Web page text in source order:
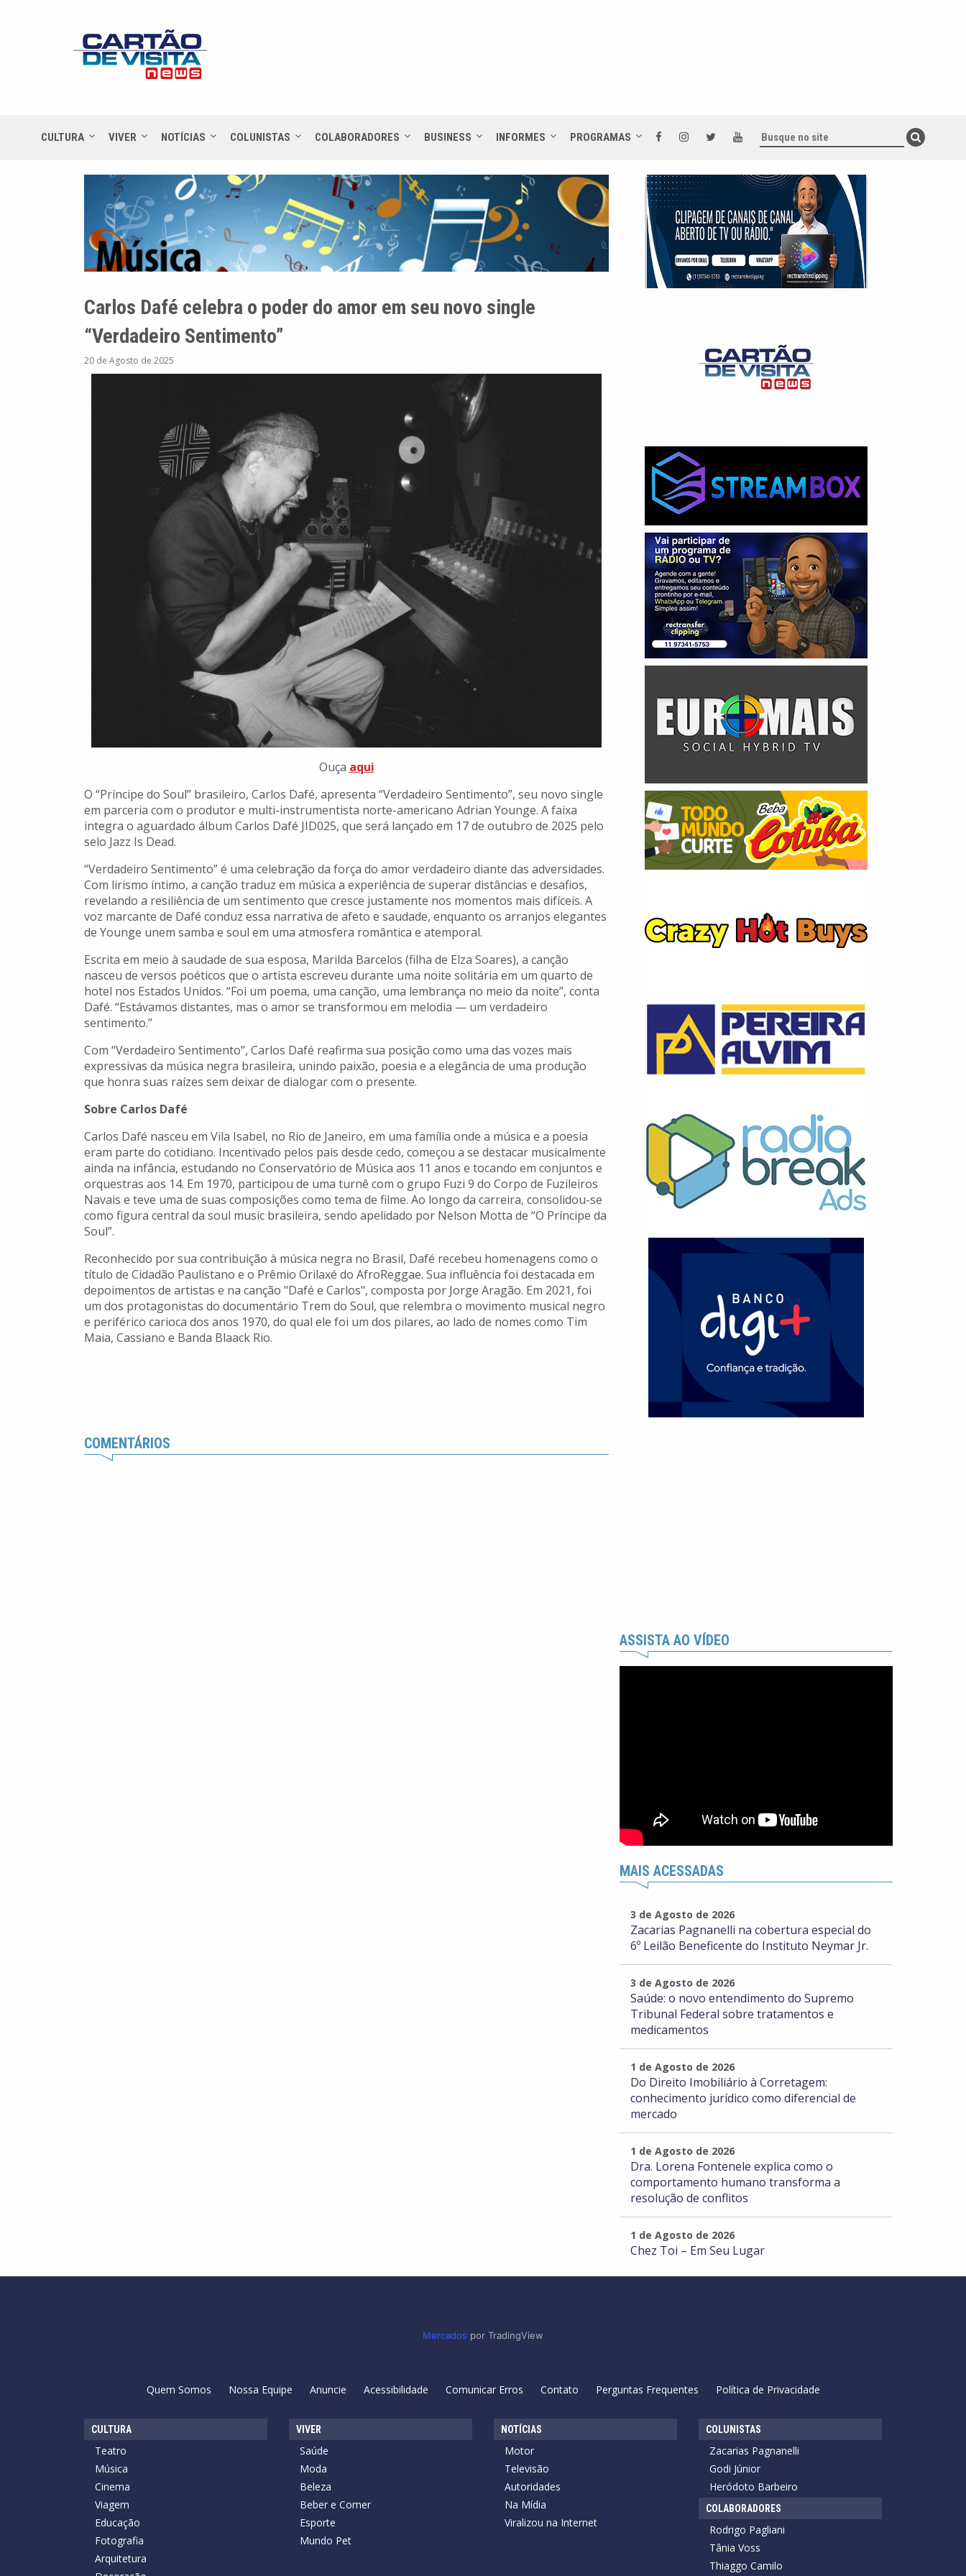
CULTURA VIVER NOTÍCIAS COLUNISTAS COLABORADORES BUSINESS INFORMES PROGRAMAS
Carlos Dafé celebra o poder do amor em seu novo single
“Verdadeiro Sentimento”
20 de Agosto de 2025
Ouça aqui
O “Príncipe do Soul” brasileiro, Carlos Dafé, apresenta “Verdadeiro Sentimento”, seu novo single
em parceria com o produtor e multi-instrumentista norte-americano Adrian Younge. A faixa
integra o aguardado álbum Carlos Dafé JID025, que será lançado em 17 de outubro de 2025 pelo
selo Jazz Is Dead.
“Verdadeiro Sentimento” é uma celebração da força do amor verdadeiro diante das adversidades.
Com lirismo íntimo, a canção traduz em música a experiência de superar distâncias e desafios,
revelando a resiliência de um sentimento que cresce justamente nos momentos mais difíceis. A
voz marcante de Dafé conduz essa narrativa de afeto e saudade, enquanto os arranjos elegantes
de Younge unem samba e soul em uma atmosfera romântica e atemporal.
Escrita em meio à saudade de sua esposa, Marilda Barcelos (filha de Elza Soares), a canção
nasceu de versos poéticos que o artista escreveu durante uma noite solitária em um quarto de
hotel nos Estados Unidos. “Foi um poema, uma canção, uma lembrança no meio da noite”, conta
Dafé. “Estávamos distantes, mas o amor se transformou em melodia — um verdadeiro
sentimento.”
Com “Verdadeiro Sentimento”, Carlos Dafé reafirma sua posição como uma das vozes mais
expressivas da música negra brasileira, unindo paixão, poesia e a elegância de uma produção
que honra suas raízes sem deixar de dialogar com o presente.
Sobre Carlos Dafé
Carlos Dafé nasceu em Vila Isabel, no Rio de Janeiro, em uma família onde a música e a poesia
eram parte do cotidiano. Incentivado pelos pais desde cedo, começou a se destacar musicalmente
ainda na infância, estudando no Conservatório de Música aos 11 anos e tocando em conjuntos e
orquestras aos 14. Em 1970, participou de uma turnê com o grupo Fuzi 9 do Corpo de Fuzileiros
Navais e teve uma de suas composições como tema de filme. Ao longo da carreira, consolidou-se
como figura central da soul music brasileira, sendo apelidado por Nelson Motta de “O Príncipe da
Soul”.
Reconhecido por sua contribuição à música negra no Brasil, Dafé recebeu homenagens como o
título de Cidadão Paulistano e o Prêmio Orilaxé do AfroReggae. Sua influência foi destacada em
depoimentos de artistas e na canção "Dafé e Carlos", composta por Jorge Aragão. Em 2021, foi
um dos protagonistas do documentário Trem do Soul, que relembra o movimento musical negro
e periférico carioca dos anos 1970, do qual ele foi um dos pilares, ao lado de nomes como Tim
Maia, Cassiano e Banda Blaack Rio.
COMENTÁRIOS
ASSISTA AO VÍDEO
MAIS ACESSADAS
3 de Agosto de 2026
Zacarias Pagnanelli na cobertura especial do
6º Leilão Beneficente do Instituto Neymar Jr.
3 de Agosto de 2026
Saúde: o novo entendimento do Supremo
Tribunal Federal sobre tratamentos e
medicamentos
1 de Agosto de 2026
Do Direito Imobiliário à Corretagem:
conhecimento jurídico como diferencial de
mercado
1 de Agosto de 2026
Dra. Lorena Fontenele explica como o
comportamento humano transforma a
resolução de conflitos
1 de Agosto de 2026
Chez Toi – Em Seu Lugar
Mercados por TradingView
Quem Somos Nossa Equipe Anuncie Acessibilidade Comunicar Erros Contato Perguntas Frequentes Política de Privacidade
CULTURA
Teatro
Música
Cinema
Viagem
Educação
Fotografia
Arquitetura
VIVER
Saúde
Moda
Beleza
Beber e Comer
Esporte
Mundo Pet
NOTÍCIAS
Motor
Televisão
Autoridades
Na Mídia
Viralizou na Internet
COLUNISTAS
Zacarias Pagnanelli
Godi Júnior
Heródoto Barbeiro
COLABORADORES
Rodrigo Pagliani
Tânia Voss
Thiaggo Camilo